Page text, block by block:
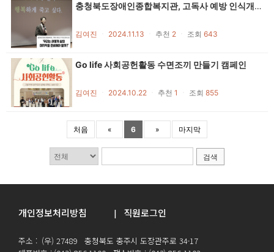
충청북도장애인종합복지관, 고독사 예방 인식개선교육 성료
김여진 2024.11.13 추천 2 조회 643
Go life 사회공헌활동 수면조끼 만들기 캠페인
김여진 2024.10.22 추천 1 조회 855
처음 « 6 » 마지막
검색
개인정보처리방침 | 직원로그인
주소 : (우) 27489 충청북도 충주시 도장관주로 34-17